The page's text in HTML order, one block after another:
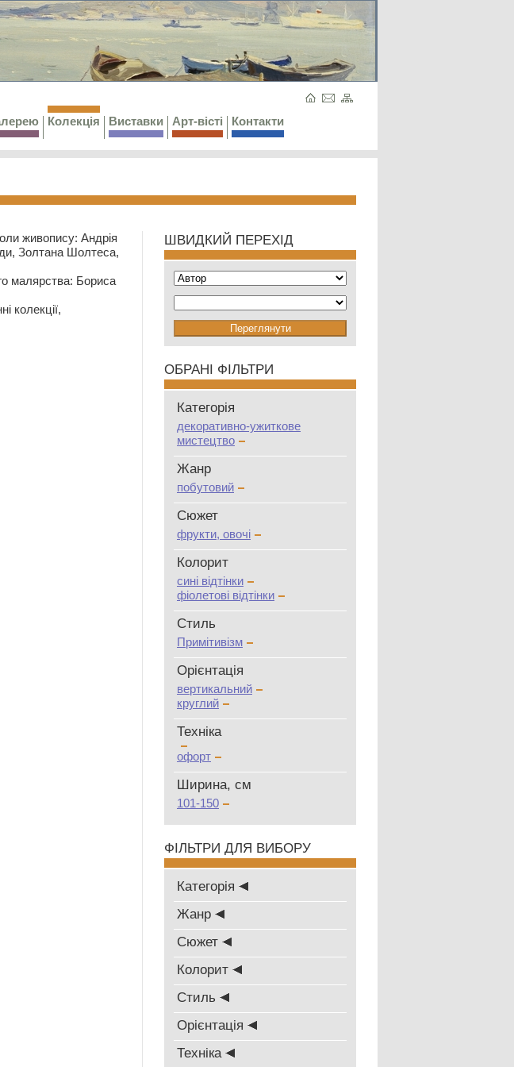
Колекція Виставки Арт-вісті Контакти
живопису: Андрія
Золтана Шолтеса,
малярства: Бориса
колекції,
ШВИДКИЙ ПЕРЕХІД
ОБРАНІ ФІЛЬТРИ
Категорія
декоративно-ужиткове
мистецтво
Жанр
побутовий
Сюжет
фрукти, овочі
Колорит
сині відтінки
фіолетові відтінки
Стиль
Примітивізм
Oрієнтація
вертикальний
круглий
Техніка
офорт
Ширина, см
101-150
ФІЛЬТРИ ДЛЯ ВИБОРУ
Категорія
Жанр
Сюжет
Колорит
Стиль
Oрієнтація
Техніка